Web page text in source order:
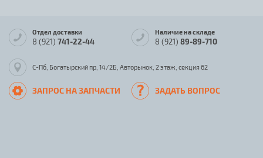
Отдел доставки
8 (921) 741-22-44
Наличие на складе
8 (921) 89-89-710
С-Пб, Богатырский пр, 14/2Б, Авторынок, 2 этаж, секция 62
ЗАПРОС НА ЗАПЧАСТИ ЗАДАТЬ ВОПРОС